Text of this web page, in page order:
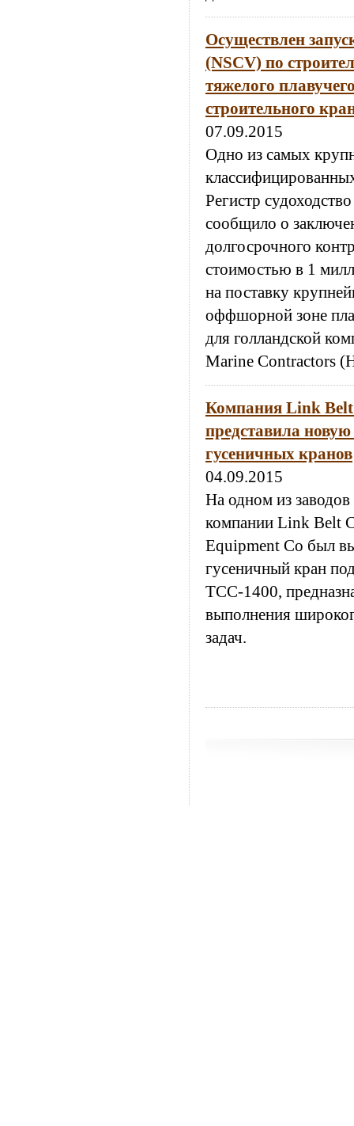
Осуществлен
(NSCV) по
тяжелого
строительного
07.09.2015
Одно из самых
Регистр
сообщило о
долгосрочного
стоимостью в 1
на поставку
оффшорной зоне
для голландской
Marine Contractors
Компания Link Belt
представила
гусеничных кранов
04.09.2015
На одном из
компании Link Belt
Equipment Co был
гусеничный кран
ТСС-1400,
выполнения
задач.